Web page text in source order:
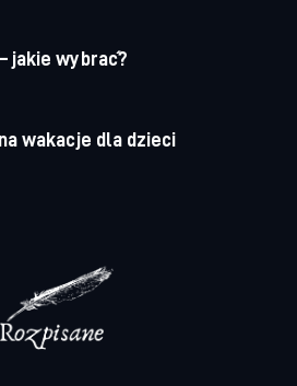
jakie wybrać?
wakacje dla dzieci